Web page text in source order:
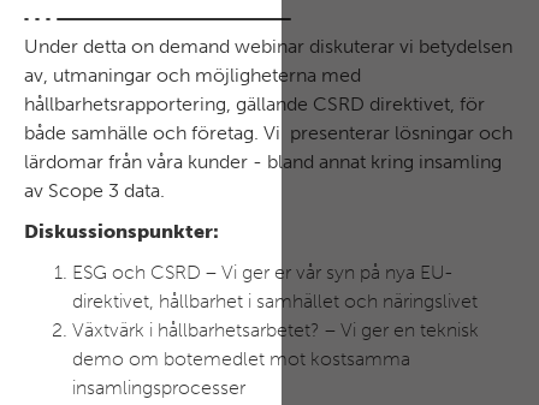
Under detta on demand webinar diskuterar vi betydelsen
av, utmaningar och möjligheterna med
hållbarhetsrapportering, gällande CSRD direktivet, för
både samhälle och företag. Vi presenterar lösningar och
lärdomar från våra kunder - bland annat kring insamling
av Scope 3 data.
Diskussionspunkter:
ESG och CSRD – Vi ger er vår syn på nya EU-
direktivet, hållbarhet i samhället och näringslivet
Växtvärk i hållbarhetsarbetet? – Vi ger en teknisk
demo om botemedlet mot kostsamma
insamlingsprocesser